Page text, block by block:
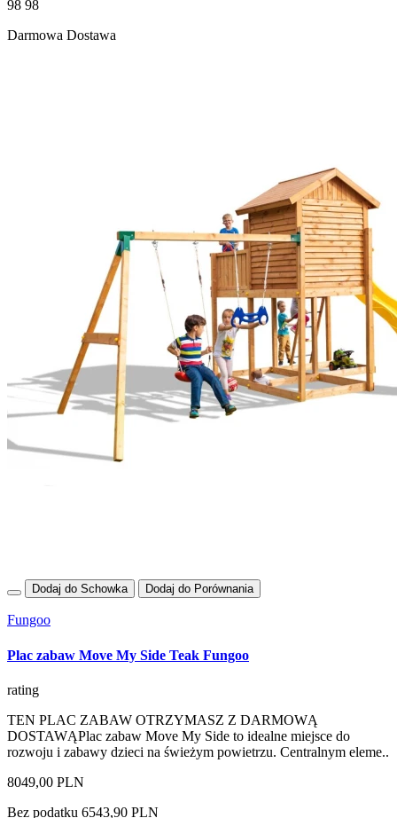
98 98
Darmowa Dostawa
Dodaj do Schowka Dodaj do Porównania
Fungoo
Plac zabaw Move My Side Teak Fungoo
rating
TEN PLAC ZABAW OTRZYMASZ Z DARMOWĄ
DOSTAWĄPlac zabaw Move My Side to idealne miejsce do
rozwoju i zabawy dzieci na świeżym powietrzu. Centralnym eleme..
8049,00 PLN
Bez podatku 6543,90 PLN